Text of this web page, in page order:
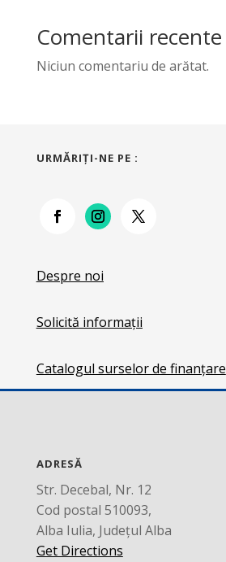
Comentarii recente
Niciun comentariu de arătat.
URMĂRIŢI-NE PE :
Despre noi
Solicită informații
Catalogul surselor de finanțare
ADRESĂ
Str. Decebal, Nr. 12
Cod postal 510093,
Alba Iulia, Județul Alba
Get Directions